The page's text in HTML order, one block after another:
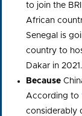
to join the
African
Senegal is
country to
Dakar in 2021.
Because
According to
considerably